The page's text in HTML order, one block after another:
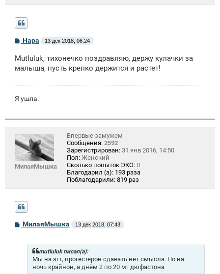
С
о
б
щ
Нара 13 дек 2018, 06:24
Mutluluk, тихонечко поздравляю, держу кулачки за
малыша, пусть крепко держится и растет!
Я ушла.
МилаяМышка
Впервые замужем
Сообщения: 2592
Зарегистрирован: 31 янв 2016, 14:50
Пол: Женский
Сколько попыток ЭКО: 0
Благодарил (а): 193 раза
Поблагодарили: 819 раз
СМилаяМышка 13 дек 2018, 07:43
mutluluk писал(а):
Мы на згт, прогестерон сдавать нет смысла. Но на
ночь крайнон, а днём 2 по 20 мг дюфастона